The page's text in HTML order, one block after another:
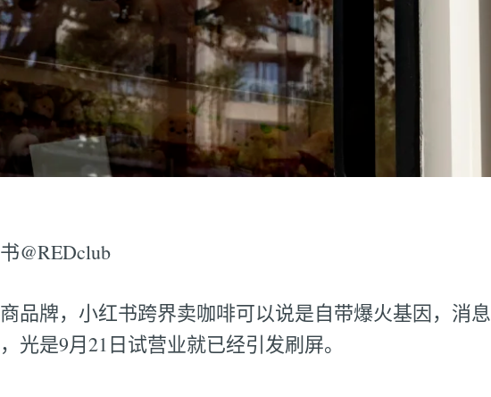
@REDclub
品牌，小红书跨界卖咖啡可以说是自带爆火基因，消
光是9月21日试营业就已经引发刷屏。